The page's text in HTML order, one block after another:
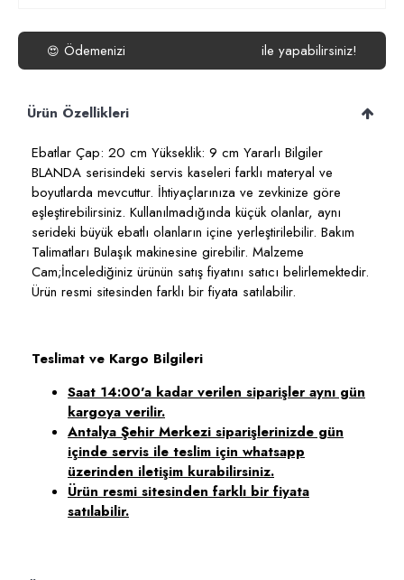
😍 Ödemenizi ile yapabilirsiniz!
Ürün Özellikleri
Ebatlar Çap: 20 cm Yükseklik: 9 cm Yararlı Bilgiler
BLANDA serisindeki servis kaseleri farklı materyal ve
boyutlarda mevcuttur. İhtiyaçlarınıza ve zevkinize göre
eşleştirebilirsiniz. Kullanılmadığında küçük olanlar, aynı
serideki büyük ebatlı olanların içine yerleştirilebilir. Bakım
Talimatları Bulaşık makinesine girebilir. Malzeme
Cam;İncelediğiniz ürünün satış fiyatını satıcı belirlemektedir.
Ürün resmi sitesinden farklı bir fiyata satılabilir.
Teslimat ve Kargo Bilgileri
Saat 14:00'a kadar verilen siparişler aynı gün
kargoya verilir.
Antalya Şehir Merkezi siparişlerinizde gün
içinde servis ile teslim için whatsapp
üzerinden iletişim kurabilirsiniz.
Ürün resmi sitesinden farklı bir fiyata
satılabilir.